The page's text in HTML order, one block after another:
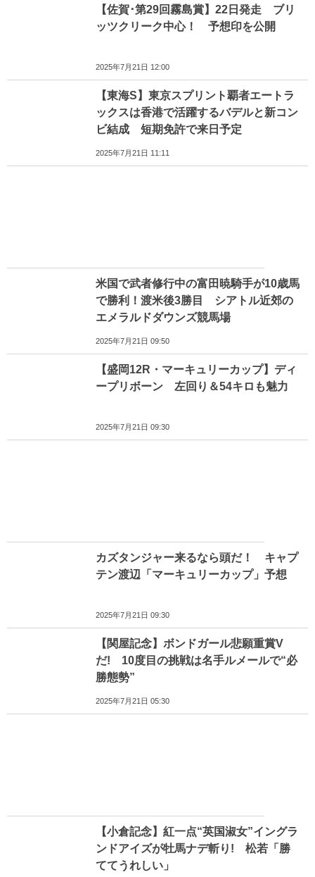
【佐賀･第29回霧島賞】22日発走 ブリ
ッツクリーク中心！ 予想印を公開
2025年7月21日 12:00
【東海S】東京スプリント覇者エートラ
ックスは香港で活躍するバデルと新コン
ビ結成 短期免許で来日予定
2025年7月21日 11:11
米国で武者修行中の富田暁騎手が10歳馬
で勝利！渡米後3勝目 シアトル近郊の
エメラルドダウンズ競馬場
2025年7月21日 09:50
【盛岡12R・マーキュリーカップ】ディ
ープリボーン 左回り＆54キロも魅力
2025年7月21日 09:30
カズタンジャー来るなら頭だ！ キャプ
テン渡辺「マーキュリーカップ」予想
2025年7月21日 09:30
【関屋記念】ボンドガール悲願重賞V
だ! 10度目の挑戦は名手ルメールで“必
勝態勢”
2025年7月21日 05:30
【小倉記念】紅一点“英国淑女”イングラ
ンドアイズが牡馬ナデ斬り! 松若「勝
ててうれしい」